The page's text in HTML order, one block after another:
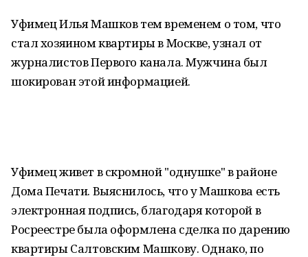
Уфимец Илья Машков тем временем о том, что
стал хозяином квартиры в Москве, узнал от
журналистов Первого канала. Мужчина был
шокирован этой информацией.
Уфимец живет в скромной "однушке" в районе
Дома Печати. Выяснилось, что у Машкова есть
электронная подпись, благодаря которой в
Росреестре была оформлена сделка по дарению
квартиры Салтовским Машкову. Однако, по